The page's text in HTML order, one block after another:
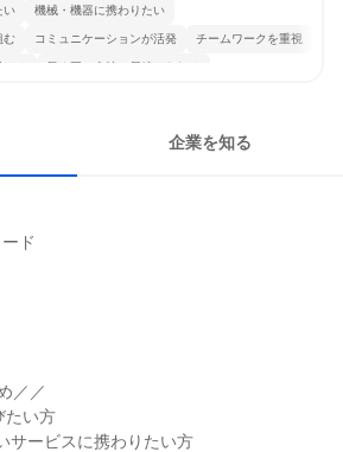
い 機械・機器に携わりたい
む コミュニケーションが活発 チームワークを重視
る 長く同じ会社に居続けられる
企業を知る
ド
／／
たい方
サービスに携わりたい方